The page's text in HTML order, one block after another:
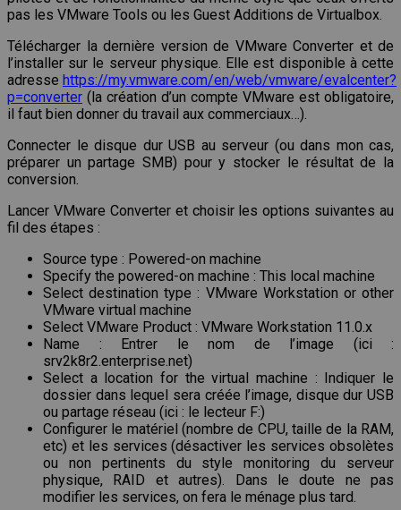
pas les VMware Tools ou les Guest Additions de Virtualbox.
Télécharger la dernière version de VMware Converter et de
l’installer sur le serveur physique. Elle est disponible à cette
adresse https://my.vmware.com/en/web/vmware/evalcenter?
p=converter (la création d’un compte VMware est obligatoire,
il faut bien donner du travail aux commerciaux…).
Connecter le disque dur USB au serveur (ou dans mon cas,
préparer un partage SMB) pour y stocker le résultat de la
conversion.
Lancer VMware Converter et choisir les options suivantes au
fil des étapes :
Source type : Powered-on machine
Specify the powered-on machine : This local machine
Select destination type : VMware Workstation or other
VMware virtual machine
Select VMware Product : VMware Workstation 11.0.x
Name : Entrer le nom de l’image (ici :
srv2k8r2.enterprise.net)
Select a location for the virtual machine : Indiquer le
dossier dans lequel sera créée l’image, disque dur USB
ou partage réseau (ici : le lecteur F:)
Configurer le matériel (nombre de CPU, taille de la RAM,
etc) et les services (désactiver les services obsolètes
ou non pertinents du style monitoring du serveur
physique, RAID et autres). Dans le doute ne pas
modifier les services, on fera le ménage plus tard.